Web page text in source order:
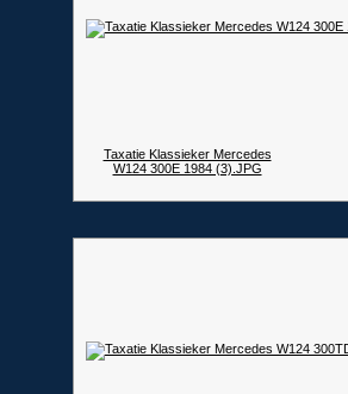
Taxatie Klassieker Mercedes
W124 300E 1984 (3).JPG